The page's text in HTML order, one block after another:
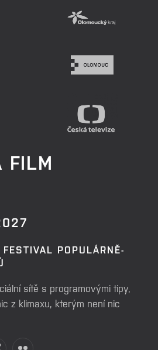
FILM
POPULÁRNĚ-
sítě s programovými tipy,
z klimaxu, kterým není nic